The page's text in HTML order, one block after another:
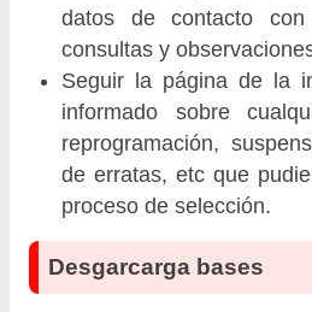
datos de contacto
consultas y
Seguir la página de la
informado sobre
reprogramación,
de erratas, etc que
proceso de selección.
Desgarcarga bases